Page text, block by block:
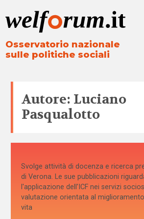
Osservatorio nazionale
sulle politiche sociali
Autore: Luciano
Pasqualotto
Svolge attività di docenza e ricerca
di Verona. Le sue pubblicazioni
l'applicazione dell'ICF nei servizi
valutazione orientata al
vita